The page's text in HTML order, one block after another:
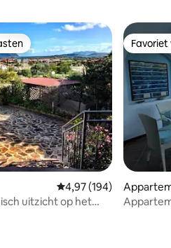
Gemiddelde
4,97 (194)
uitzicht op het